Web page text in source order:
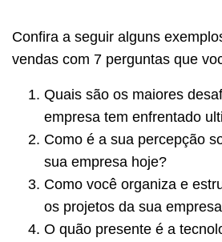
Confira a seguir alguns
vendas com 7 perguntas que
Quais são os maiores
empresa tem enfrentado
Como é a sua percepção
sua empresa hoje?
Como você organiza e
os projetos da sua
O quão presente é a